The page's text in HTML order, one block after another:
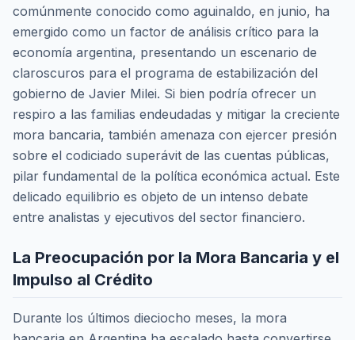
comúnmente conocido como aguinaldo, en junio, ha
emergido como un factor de análisis crítico para la
economía argentina, presentando un escenario de
claroscuros para el programa de estabilización del
gobierno de Javier Milei. Si bien podría ofrecer un
respiro a las familias endeudadas y mitigar la creciente
mora bancaria, también amenaza con ejercer presión
sobre el codiciado superávit de las cuentas públicas,
pilar fundamental de la política económica actual. Este
delicado equilibrio es objeto de un intenso debate
entre analistas y ejecutivos del sector financiero.
La Preocupación por la Mora Bancaria y el
Impulso al Crédito
Durante los últimos dieciocho meses, la mora